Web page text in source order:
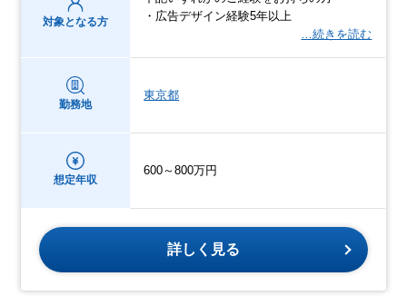
対象となる方
・広告デザイン経験5年以上
…続きを読む
勤務地
東京都
想定年収
600～800万円
詳しく見る